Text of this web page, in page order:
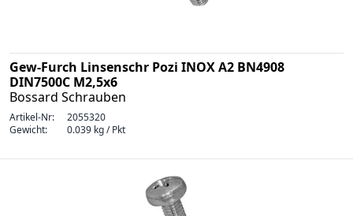
Gew-Furch Linsenschr Pozi INOX A2 BN4908
DIN7500C M2,5x6
Bossard Schrauben
Artikel-Nr:
2055320
Gewicht:
0.039 kg / Pkt